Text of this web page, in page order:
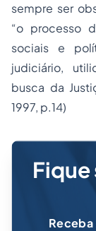
sempre ser
“o processo
sociais e
judiciário,
busca da
1997, p.14)